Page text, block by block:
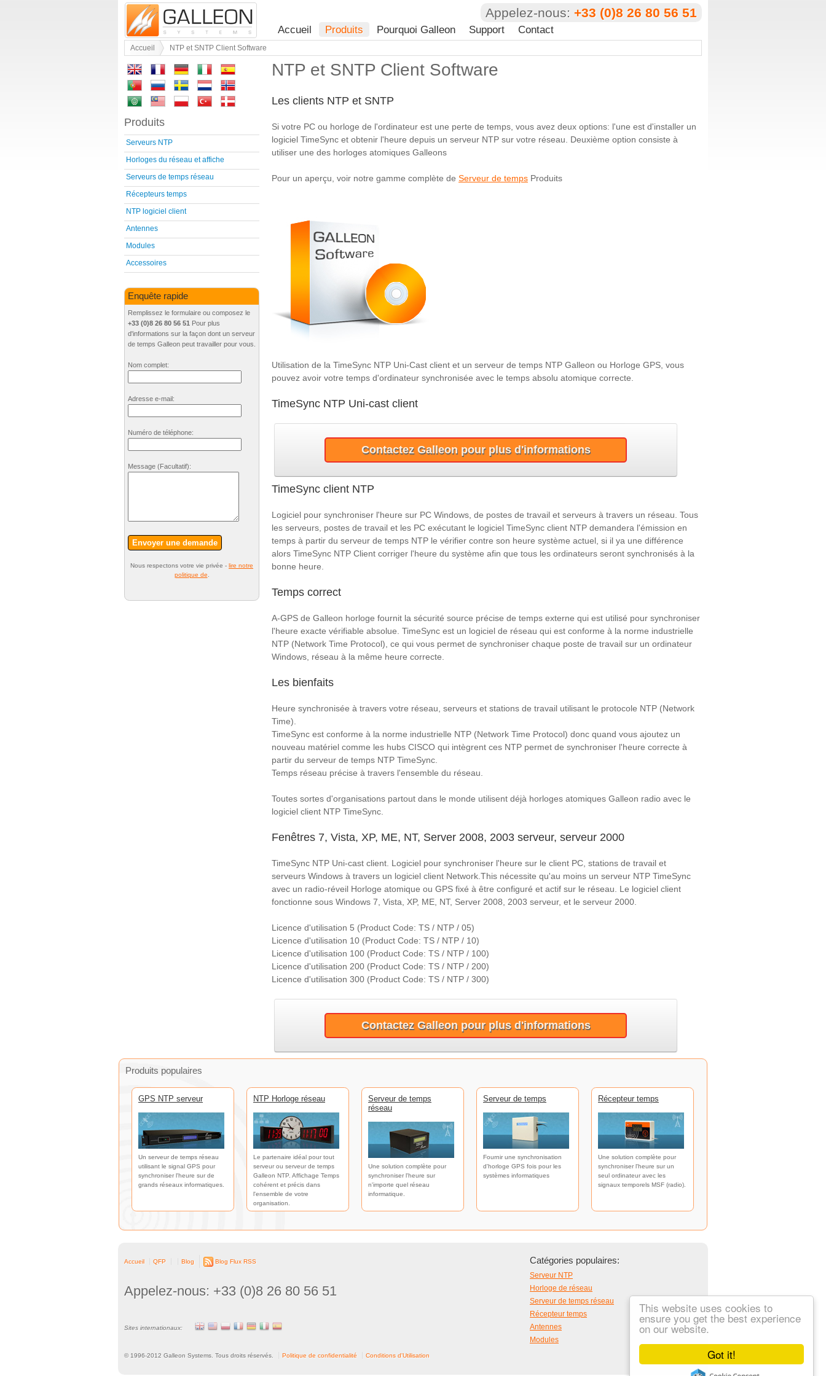
Got it!
This website uses cookies to
ensure you get the best experience
on our website.
Appelez-nous: +33 (0)8 26 80 56 51
Accueil Produits Pourquoi Galleon Support Contact
Accueil NTP et SNTP Client Software
NTP et SNTP Client Software
Les clients NTP et SNTP
Si votre PC ou horloge de l'ordinateur est une perte de temps, vous avez deux options: l'une est d'installer un
logiciel TimeSync et obtenir l'heure depuis un serveur NTP sur votre réseau. Deuxième option consiste à
utiliser une des horloges atomiques Galleons
Pour un aperçu, voir notre gamme complète de Serveur de temps Produits
Utilisation de la TimeSync NTP Uni-Cast client et un serveur de temps NTP Galleon ou Horloge GPS, vous
pouvez avoir votre temps d'ordinateur synchronisée avec le temps absolu atomique correcte.
TimeSync NTP Uni-cast client
Contactez Galleon pour plus d'informations
TimeSync client NTP
Logiciel pour synchroniser l'heure sur PC Windows, de postes de travail et serveurs à travers un réseau. Tous
les serveurs, postes de travail et les PC exécutant le logiciel TimeSync client NTP demandera l'émission en
temps à partir du serveur de temps NTP le vérifier contre son heure système actuel, si il ya une différence
alors TimeSync NTP Client corriger l'heure du système afin que tous les ordinateurs seront synchronisés à la
bonne heure.
Temps correct
A-GPS de Galleon horloge fournit la sécurité source précise de temps externe qui est utilisé pour synchroniser
l'heure exacte vérifiable absolue. TimeSync est un logiciel de réseau qui est conforme à la norme industrielle
NTP (Network Time Protocol), ce qui vous permet de synchroniser chaque poste de travail sur un ordinateur
Windows, réseau à la même heure correcte.
Les bienfaits
Heure synchronisée à travers votre réseau, serveurs et stations de travail utilisant le protocole NTP (Network
Time).
TimeSync est conforme à la norme industrielle NTP (Network Time Protocol) donc quand vous ajoutez un
nouveau matériel comme les hubs CISCO qui intègrent ces NTP permet de synchroniser l'heure correcte à
partir du serveur de temps NTP TimeSync.
Temps réseau précise à travers l'ensemble du réseau.
Toutes sortes d'organisations partout dans le monde utilisent déjà horloges atomiques Galleon radio avec le
logiciel client NTP TimeSync.
Fenêtres 7, Vista, XP, ME, NT, Server 2008, 2003 serveur, serveur 2000
TimeSync NTP Uni-cast client. Logiciel pour synchroniser l'heure sur le client PC, stations de travail et
serveurs Windows à travers un logiciel client Network.This nécessite qu'au moins un serveur NTP TimeSync
avec un radio-réveil Horloge atomique ou GPS fixé à être configuré et actif sur le réseau. Le logiciel client
fonctionne sous Windows 7, Vista, XP, ME, NT, Server 2008, 2003 serveur, et le serveur 2000.
Licence d'utilisation 5 (Product Code: TS / NTP / 05)
Licence d'utilisation 10 (Product Code: TS / NTP / 10)
Licence d'utilisation 100 (Product Code: TS / NTP / 100)
Licence d'utilisation 200 (Product Code: TS / NTP / 200)
Licence d'utilisation 300 (Product Code: TS / NTP / 300)
Contactez Galleon pour plus d'informations
Produits
Serveurs NTP
Horloges du réseau et affiche
Serveurs de temps réseau
Récepteurs temps
NTP logiciel client
Antennes
Modules
Accessoires
Enquête rapide
Remplissez le formulaire ou composez le
+33 (0)8 26 80 56 51 Pour plus
d'informations sur la façon dont un serveur
de temps Galleon peut travailler pour vous.
Nom complet:
Adresse e-mail:
Numéro de téléphone:
Message (Facultatif):
Envoyer une demande
Nous respectons votre vie privée - lire notre
politique de.
Produits populaires
GPS NTP serveur
Un serveur de temps réseau
utilisant le signal GPS pour
synchroniser l'heure sur de
grands réseaux informatiques.
NTP Horloge réseau
Le partenaire idéal pour tout
serveur ou serveur de temps
Galleon NTP. Affichage Temps
cohérent et précis dans
l'ensemble de votre
organisation.
Serveur de temps
réseau
Une solution complète pour
synchroniser l'heure sur
n'importe quel réseau
informatique.
Serveur de temps
Fournir une synchronisation
d'horloge GPS fois pour les
systèmes informatiques
Récepteur temps
Une solution complète pour
synchroniser l'heure sur un
seul ordinateur avec les
signaux temporels MSF (radio).
Accueil QFP Blog Blog Flux RSS
Appelez-nous: +33 (0)8 26 80 56 51
Sites internationaux:
© 1996-2012 Galleon Systems. Tous droits réservés. Politique de confidentialité Conditions d'Utilisation
Catégories populaires:
Serveur NTP
Horloge de réseau
Serveur de temps réseau
Récepteur temps
Antennes
Modules